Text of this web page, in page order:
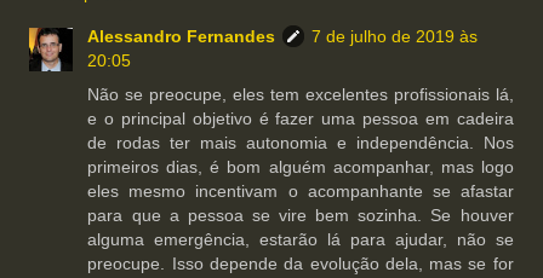
Alessandro Fernandes
7 de julho de 2019 às
20:05
Não se preocupe, eles tem excelentes profissionais lá,
e o principal objetivo é fazer uma pessoa em cadeira
de rodas ter mais autonomia e independência. Nos
primeiros dias, é bom alguém acompanhar, mas logo
eles mesmo incentivam o acompanhante se afastar
para que a pessoa se vire bem sozinha. Se houver
alguma emergência, estarão lá para ajudar, não se
preocupe. Isso depende da evolução dela, mas se for